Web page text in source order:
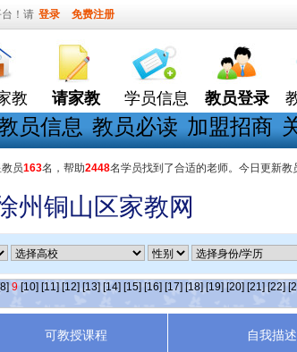
！请 登录 免费注册
教 请家教 学员信息 教员登录
员信息 教员必读 加盟招商
员163名，帮助2448名学员找到了合适的老师。今日更新教
州铜山区家教网
[8] 9 [10] [11] [12] [13] [14] [15] [16] [17] [18] [19] [20] [21] [22]
可教授课程 自我描述